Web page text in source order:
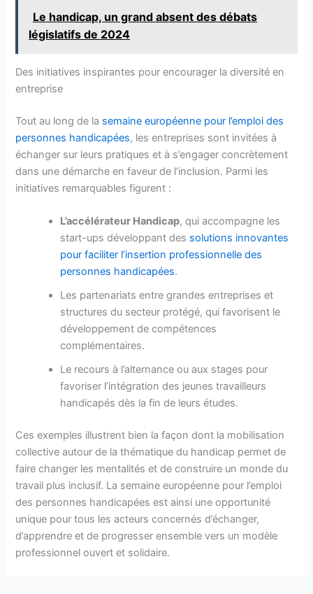
Le handicap, un grand absent des débats
législatifs de 2024
Des initiatives inspirantes pour encourager la diversité en
entreprise
Tout au long de la semaine européenne pour l’emploi des
personnes handicapées, les entreprises sont invitées à
échanger sur leurs pratiques et à s’engager concrètement
dans une démarche en faveur de l’inclusion. Parmi les
initiatives remarquables figurent :
L’accélérateur Handicap, qui accompagne les
start-ups développant des solutions innovantes
pour faciliter l’insertion professionnelle des
personnes handicapées.
Les partenariats entre grandes entreprises et
structures du secteur protégé, qui favorisent le
développement de compétences
complémentaires.
Le recours à l’alternance ou aux stages pour
favoriser l’intégration des jeunes travailleurs
handicapés dès la fin de leurs études.
Ces exemples illustrent bien la façon dont la mobilisation
collective autour de la thématique du handicap permet de
faire changer les mentalités et de construire un monde du
travail plus inclusif. La semaine européenne pour l’emploi
des personnes handicapées est ainsi une opportunité
unique pour tous les acteurs concernés d’échanger,
d’apprendre et de progresser ensemble vers un modèle
professionnel ouvert et solidaire.